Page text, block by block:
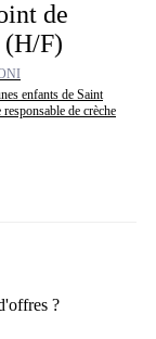
de
(H/F)
enfants de Saint
de crèche
?